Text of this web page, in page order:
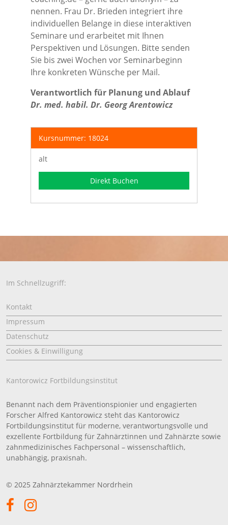
nennen. Frau Dr. Brieden integriert ihre
individuellen Belange in diese interaktiven
Seminare und erarbeitet mit Ihnen
Perspektiven und Lösungen. Bitte senden
Sie bis zwei Wochen vor Seminarbeginn
Ihre konkreten Wünsche per Mail.
Verantwortlich für Planung und Ablauf
Dr. med. habil. Dr. Georg Arentowicz
Kursnummer: 18024
alt
Direkt Buchen
Im Schnellzugriff:
Kontakt
Impressum
Datenschutz
Cookies & Einwilligung
Kantorowicz Fortbildungsinstitut
Benannt nach dem Präventionspionier und engagierten
Forscher Alfred Kantorowicz steht das Kantorowicz
Fortbildungsinstitut für moderne, verantwortungsvolle und
exzellente Fortbildung für Zahnärztinnen und Zahnärzte sowie
zahnmedizinisches Fachpersonal – wissenschaftlich,
unabhängig, praxisnah.
© 2025 Zahnärztekammer Nordrhein